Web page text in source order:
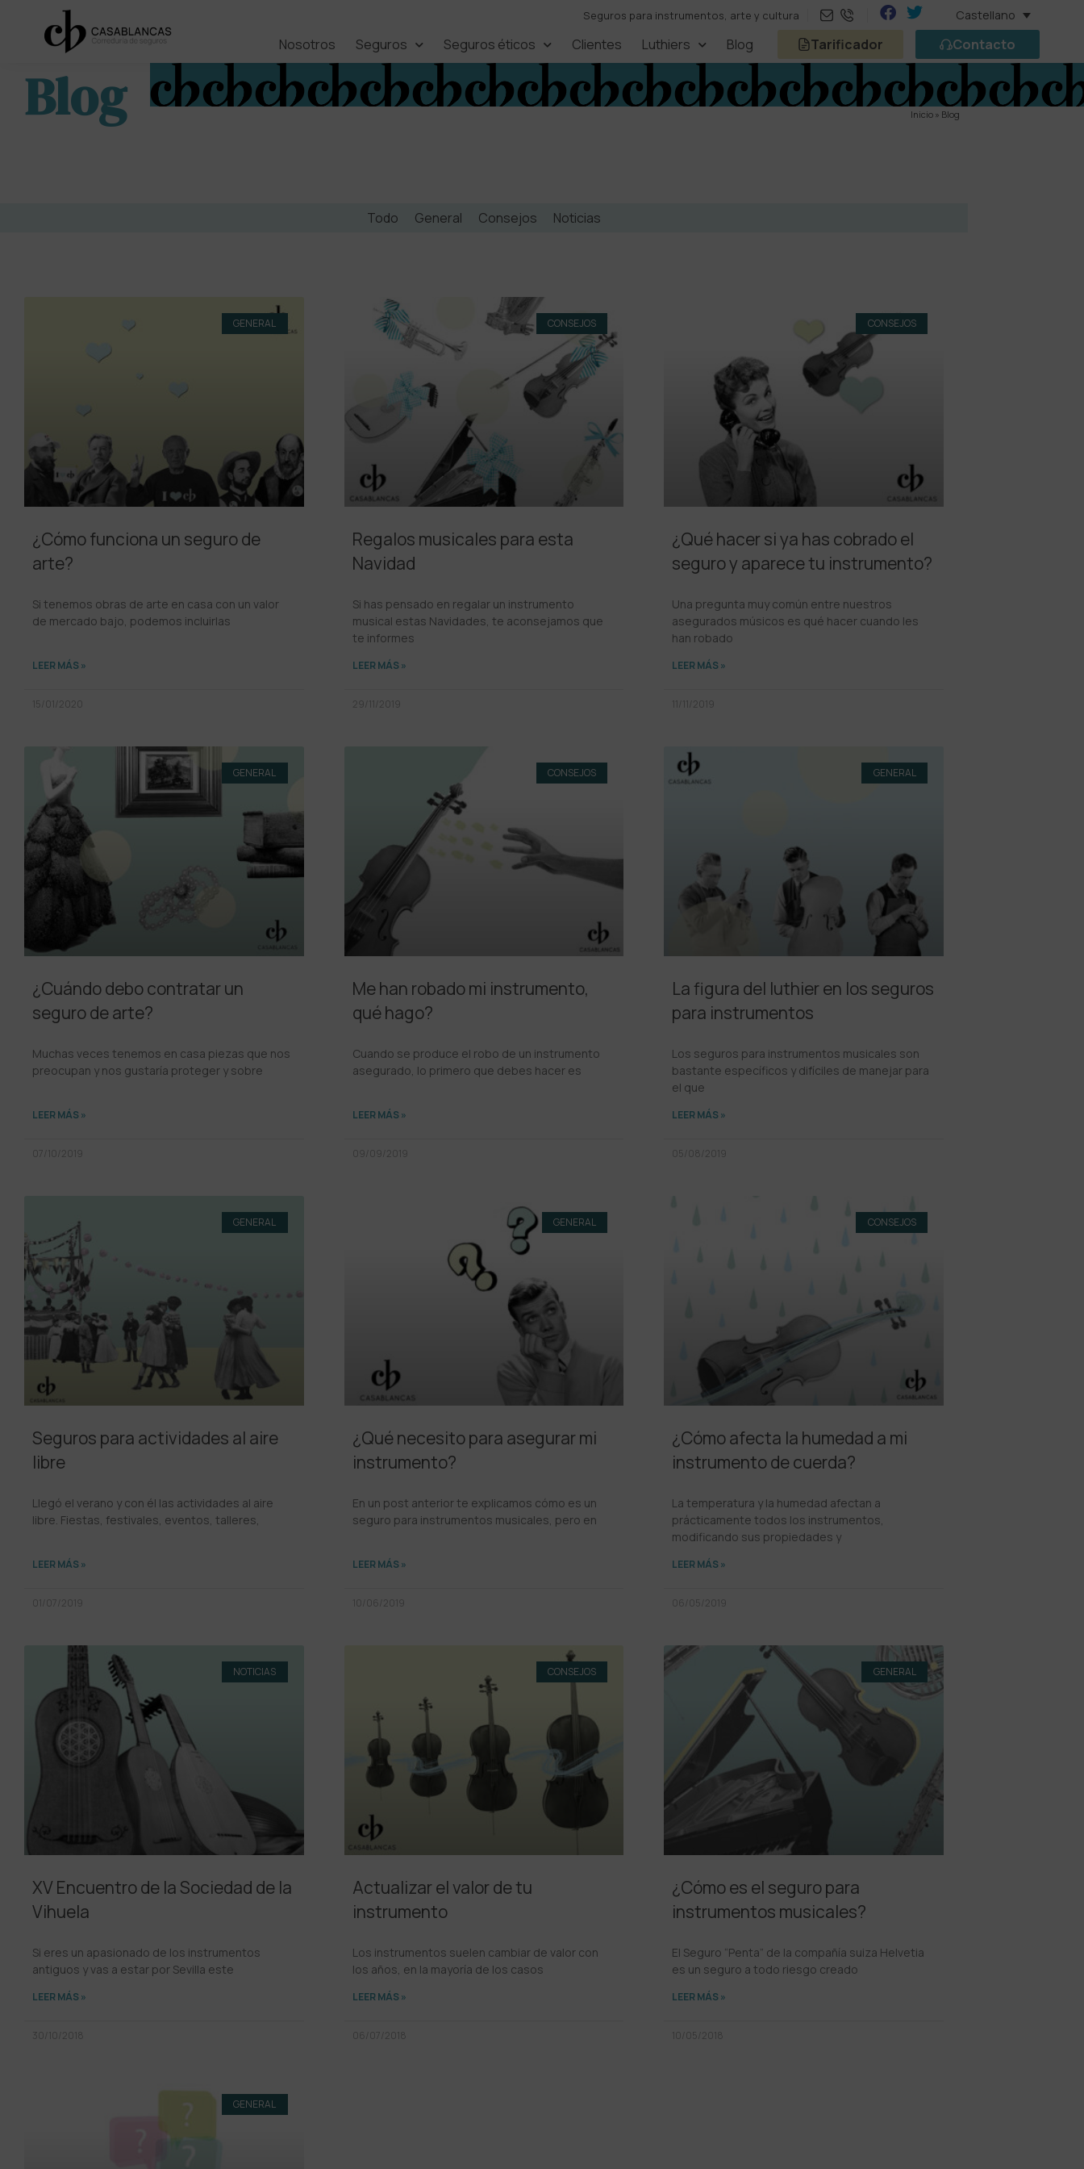
Seguros para instrumentos, arte y cultura Castellano
Nosotros Seguros Seguros éticos Clientes Luthiers Blog Tarificador Contacto
Blog Inicio » Blog
Todo General Consejos Noticias
GENERAL
¿Cómo funciona un seguro de
arte?
Si tenemos obras de arte en casa con un valor
de mercado bajo, podemos incluirlas
LEER MÁS »
15/01/2020
CONSEJOS
Regalos musicales para esta
Navidad
Si has pensado en regalar un instrumento
musical estas Navidades, te aconsejamos que
te informes
LEER MÁS »
29/11/2019
CONSEJOS
¿Qué hacer si ya has cobrado el
seguro y aparece tu instrumento?
Una pregunta muy común entre nuestros
asegurados músicos es qué hacer cuando les
han robado
LEER MÁS »
11/11/2019
GENERAL
¿Cuándo debo contratar un
seguro de arte?
Muchas veces tenemos en casa piezas que nos
preocupan y nos gustaría proteger y sobre
LEER MÁS »
07/10/2019
CONSEJOS
Me han robado mi instrumento,
qué hago?
Cuando se produce el robo de un instrumento
asegurado, lo primero que debes hacer es
LEER MÁS »
09/09/2019
GENERAL
La figura del luthier en los seguros
para instrumentos
Los seguros para instrumentos musicales son
bastante específicos y difíciles de manejar para
el que
LEER MÁS »
05/08/2019
GENERAL
Seguros para actividades al aire
libre
Llegó el verano y con él las actividades al aire
libre. Fiestas, festivales, eventos, talleres,
LEER MÁS »
01/07/2019
GENERAL
¿Qué necesito para asegurar mi
instrumento?
En un post anterior te explicamos cómo es un
seguro para instrumentos musicales, pero en
LEER MÁS »
10/06/2019
CONSEJOS
¿Cómo afecta la humedad a mi
instrumento de cuerda?
La temperatura y la humedad afectan a
prácticamente todos los instrumentos,
modificando sus propiedades y
LEER MÁS »
06/05/2019
NOTICIAS
XV Encuentro de la Sociedad de la
Vihuela
Si eres un apasionado de los instrumentos
antiguos y vas a estar por Sevilla este
LEER MÁS »
30/10/2018
CONSEJOS
Actualizar el valor de tu
instrumento
Los instrumentos suelen cambiar de valor con
los años, en la mayoría de los casos
LEER MÁS »
06/07/2018
GENERAL
¿Cómo es el seguro para
instrumentos musicales?
El Seguro “Penta” de la compañía suiza Helvetia
es un seguro a todo riesgo creado
LEER MÁS »
10/05/2018
GENERAL